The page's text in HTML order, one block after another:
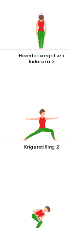
Hovedbevægelse i
Tadasana 2
Krigerstilling 2